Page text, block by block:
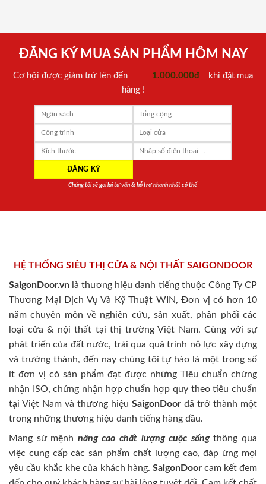
ĐĂNG KÝ MUA SẢN PHẨM HÔM NAY
Cơ hội được giảm trừ lên đến 1.000.000đ
khi đặt mua
hàng !
Chúng tôi sẽ gọi lại tư vấn & hỗ trợ nhanh nhất có thể
HỆ THỐNG SIÊU THỊ CỬA & NỘI THẤT SAIGONDOOR
SaigonDoor.vn là thương hiệu danh tiếng thuộc Công Ty CP
Thương Mại Dịch Vụ Và Kỹ Thuật WIN, Đơn vị có hơn 10
năm chuyên môn về nghiên cứu, sản xuất, phân phối các
loại cửa & nội thất tại thị trường Việt Nam. Cùng với sự
phát triển của đất nước, trải qua quá trình nỗ lực xây dựng
và trưởng thành, đến nay chúng tôi tự hào là một trong số
ít đơn vị có sản phẩm đạt được những Tiêu chuẩn chứng
nhận ISO, chứng nhận hợp chuẩn hợp quy theo tiêu chuẩn
tại Việt Nam và thương hiệu SaigonDoor đã trở thành một
trong những thương hiệu danh tiếng hàng đầu.
Mang sứ mệnh nâng cao chất lượng cuộc sốngthông qua
việc cung cấp các sản phẩm chất lượng cao, đáp ứng mọi
yêu cầu khắc khe của khách hàng. SaigonDoorcam kết đem